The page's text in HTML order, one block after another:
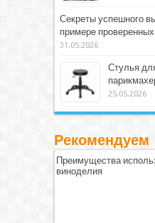
Секреты успешного
примере
31.05.2026
Стулья
25.05.2026
Рекомендуем
Преимущества
виноделия